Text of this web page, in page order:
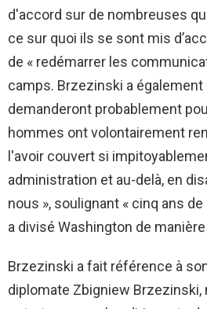
d'accord sur de nombreuses
ce sur quoi ils se sont mis
de « redémarrer les
camps. Brzezinski a
demanderont probablement
hommes ont volontairement
l'avoir couvert si
administration et au-delà, en
nous », soulignant « cinq ans
a divisé Washington de
Brzezinski a fait référence à
diplomate Zbigniew